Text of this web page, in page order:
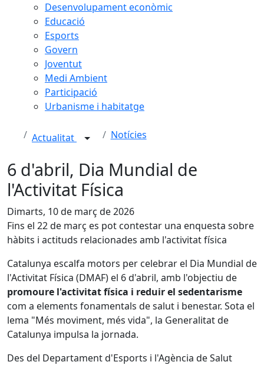
Desenvolupament econòmic
Educació
Esports
Govern
Joventut
Medi Ambient
Participació
Urbanisme i habitatge
Actualitat Notícies
6 d'abril, Dia Mundial de
l'Activitat Física
Dimarts, 10 de març de 2026
Fins el 22 de març es pot contestar una enquesta sobre
hàbits i actituds relacionades amb l'activitat física
Catalunya escalfa motors per celebrar el Dia Mundial de
l'Activitat Física (DMAF) el 6 d'abril, amb l'objectiu de
promoure l'activitat física i reduir el sedentarisme
com a elements fonamentals de salut i benestar. Sota el
lema "Més moviment, més vida", la Generalitat de
Catalunya impulsa la jornada.
Des del Departament d'Esports i l'Agència de Salut